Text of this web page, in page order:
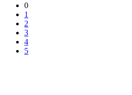
0
1
2
3
4
5